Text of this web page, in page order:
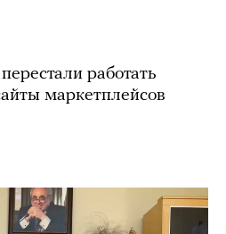
работать
маркетплейсов